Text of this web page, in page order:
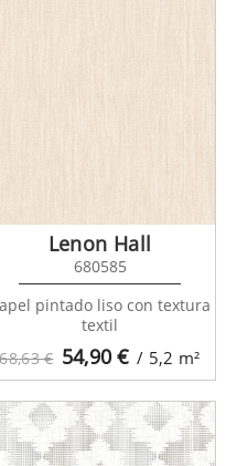
68,63 € 54,90€ / 5,2 m²
Lenon Hall
680585
pintado liso con textura
textil